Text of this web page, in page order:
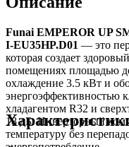
Funai EMPEROR UP
I-EU35HP.D01 — это
которая создает
помещениях площадью
охлаждение 3.5 кВт и
энергоэффективностью
хладагентом R32 и
18 дБ. Инверторный
температуру без